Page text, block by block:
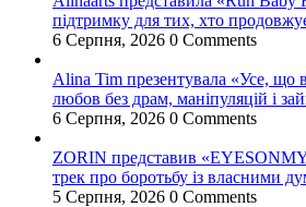
підтримку для тих, хто
6 Серпня, 2026 0 Comments
Alina Tim презентувала «Усе, що
любов без драм, маніпуляцій і
6 Серпня, 2026 0 Comments
ZORIN представив
трек про боротьбу із власними
5 Серпня, 2026 0 Comments